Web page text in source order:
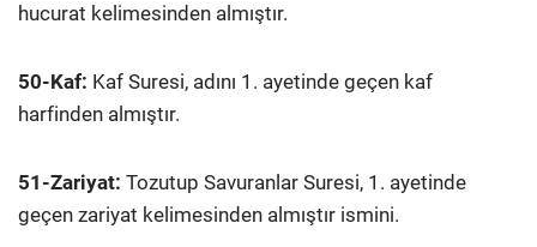
hucurat kelimesinden almıştır.
50-Kaf: Kaf Suresi, adını 1. ayetinde geçen kaf
harfinden almıştır.
51-Zariyat: Tozutup Savuranlar Suresi, 1. ayetinde
geçen zariyat kelimesinden almıştır ismini.